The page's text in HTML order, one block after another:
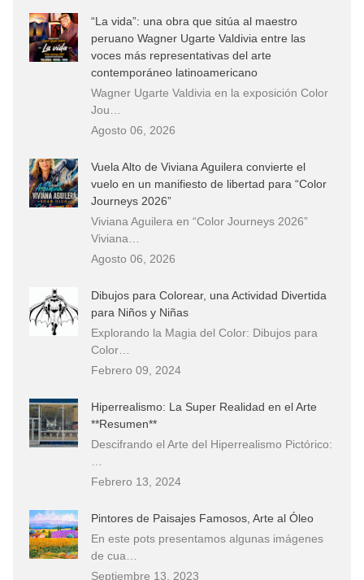
“La vida”: una obra que sitúa al maestro
peruano Wagner Ugarte Valdivia entre las
voces más representativas del arte
contemporáneo latinoamericano
Wagner Ugarte Valdivia en la exposición Color
Jou…
Agosto 06, 2026
Vuela Alto de Viviana Aguilera convierte el
vuelo en un manifiesto de libertad para “Color
Journeys 2026”
Viviana Aguilera en “Color Journeys 2026”
Viviana…
Agosto 06, 2026
Dibujos para Colorear, una Actividad Divertida
para Niños y Niñas
Explorando la Magia del Color: Dibujos para
Color…
Febrero 09, 2024
Hiperrealismo: La Super Realidad en el Arte
**Resumen**
Descifrando el Arte del Hiperrealismo Pictórico:
Febrero 13, 2024
Pintores de Paisajes Famosos, Arte al Óleo
En este pots presentamos algunas imágenes
de cua…
Septiembre 13, 2023